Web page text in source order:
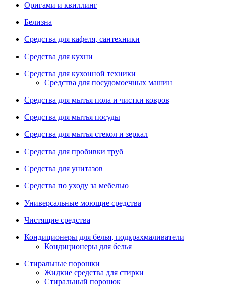
Оригами и квиллинг
Белизна
Средства для кафеля, сантехники
Средства для кухни
Средства для кухонной техники
Средства для посудомоечных машин
Средства для мытья пола и чистки ковров
Средства для мытья посуды
Средства для мытья стекол и зеркал
Средства для пробивки труб
Средства для унитазов
Средства по уходу за мебелью
Универсальные моющие средства
Чистящие средства
Кондиционеры для белья, подкрахмаливатели
Кондиционеры для белья
Стиральные порошки
Жидкие средства для стирки
Стиральный порошок